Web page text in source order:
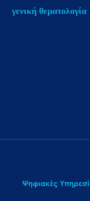
γενική θεματολογία
Ψηφιακές